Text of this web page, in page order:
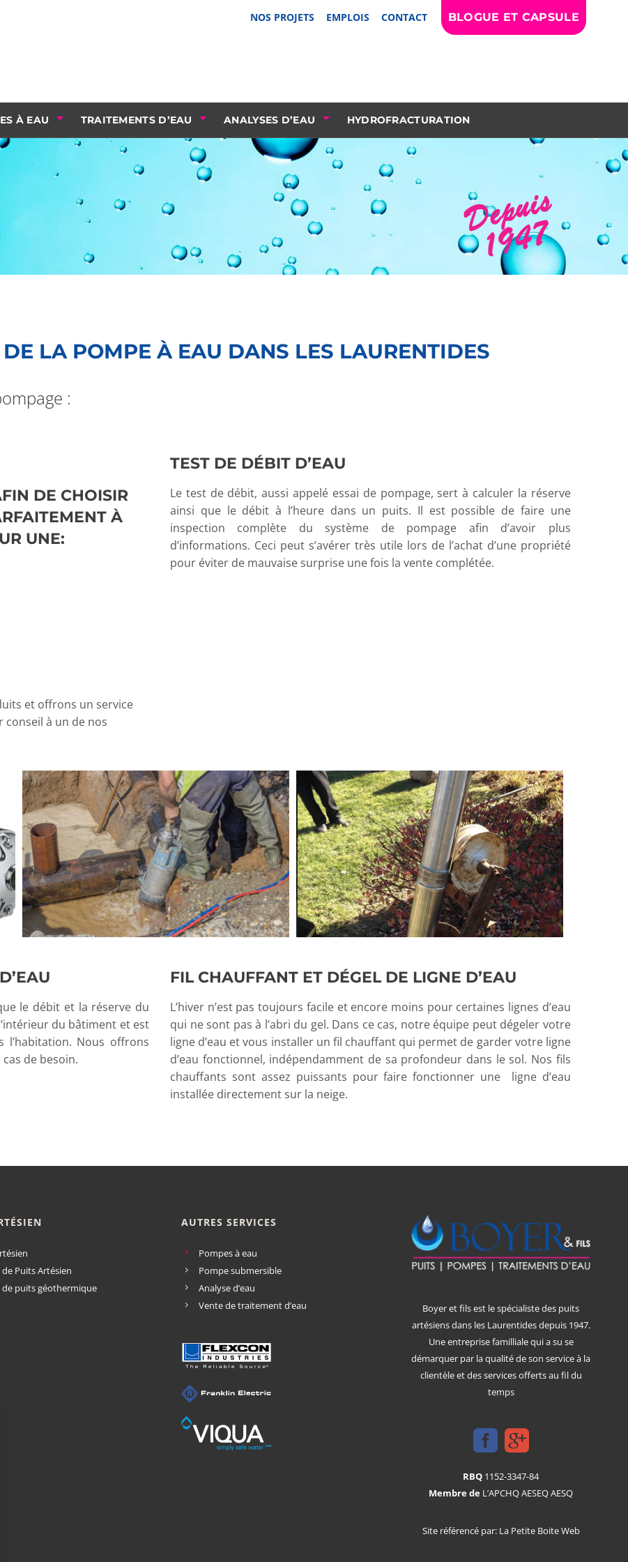
BLOGUE ET CAPSULE
NOS PROJETS EMPLOIS CONTACT
À EAU TRAITEMENTS D’EAU ANALYSES D’EAU HYDROFRACTURATION
LA POMPE À EAU DANS LES LAURENTIDES
:
DE CHOISIR
À
UNE:
et offrons un service
conseil à un de nos
TEST DE DÉBIT D’EAU
Le test de débit, aussi appelé essai de pompage, sert à calculer la réserve
ainsi que le débit à l’heure dans un puits. Il est possible de faire une
inspection complète du système de pompage afin d’avoir plus
d’informations. Ceci peut s’avérer très utile lors de l’achat d’une propriété
pour éviter de mauvaise surprise une fois la vente complétée.
le débit et la réserve du
du bâtiment et est
l’habitation. Nous offrons
de besoin.
FIL CHAUFFANT ET DÉGEL DE LIGNE D’EAU
L’hiver n’est pas toujours facile et encore moins pour certaines lignes d’eau
qui ne sont pas à l’abri du gel. Dans ce cas, notre équipe peut dégeler votre
ligne d’eau et vous installer un fil chauffant qui permet de garder votre ligne
d’eau fonctionnel, indépendamment de sa profondeur dans le sol. Nos fils
chauffants sont assez puissants pour faire fonctionner une ligne d’eau
installée directement sur la neige.
de Puits Artésien
de puits géothermique
AUTRES SERVICES
Pompes à eau
Pompe submersible
Analyse d’eau
Vente de traitement d’eau
Boyer et fils est le spécialiste des puits
artésiens dans les Laurentides depuis 1947.
Une entreprise familliale qui a su se
démarquer par la qualité de son service à la
clientèle et des services offerts au fil du
temps
RBQ 1152-3347-84
Membre de L’APCHQ AESEQ AESQ
Site référencé par: La Petite Boite Web